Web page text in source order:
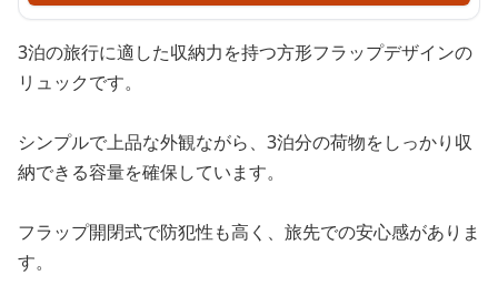
3泊の旅行に適した収納力を持つ方形フラップデザインの
リュックです。
シンプルで上品な外観ながら、3泊分の荷物をしっかり収
納できる容量を確保しています。
フラップ開閉式で防犯性も高く、旅先での安心感がありま
す。